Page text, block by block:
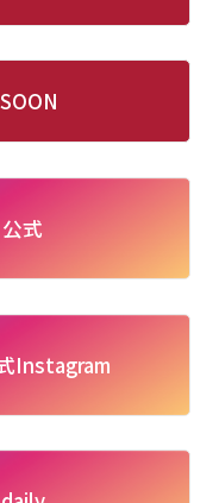
式
Instagram